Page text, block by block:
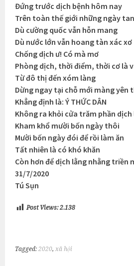
Đứng trước dịch bệnh hôm nay
Trên toàn thế giới những ngày
Dù cường quốc vẫn hỗn mang
Dù nước lớn vẫn hoang tàn xác xơ
Chống dịch ư! Có mà mơ
Phòng dịch, thời điểm, thời cơ là
Từ đô thị đến xóm làng
Dừng ngay tại chỗ mới màng yên
Khẳng định là: Ý THỨC DÂN
Không ra khỏi cửa trăm phần dịch
Kham khổ mười bốn ngày thôi
Mười bốn ngày đói để rồi làm ăn
Tất nhiên là có khó khăn
Còn hơn để dịch lằng nhằng triền
31/7/2020
Tú Sụn
Post Views: 2.138
Tagged:2020,xã hội